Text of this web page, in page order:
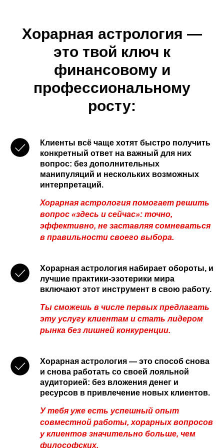
Хорарная астрология —
это твой ключ к
финансовому и
профессиональному
росту:
Клиенты всё чаще хотят быстро получить
конкретный ответ на важный для них
вопрос: без дополнительных
манипуляций и нескольких возможных
интерпретаций.
Хорарная астрология помогает решить
вопрос «здесь и сейчас»: точно,
эффективно, не заставляя сомневаться
в правильности своего выбора.
Хорарная астрология набирает обороты, и
лучшие практики-эзотерики мира
включают этот инструмент в свою работу.
Ты сможешь в числе первых предлагать
эту услугу клиентам и стать лидером
рынка без лишней конкуренции.
Хорарная астрология — это способ снова
и снова работать со своей лояльной
аудиторией: без вложения денег и
ресурсов в привлечение новых клиентов.
У тебя уже есть успешный опыт
совместной работы, хорарных вопросов
у клиентов значительно больше, чем
философских.